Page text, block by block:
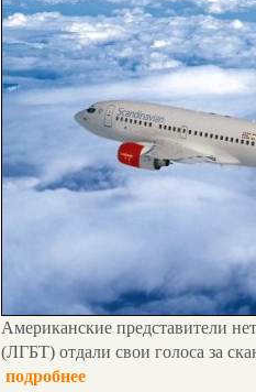
Американские представители
(ЛГБТ) отдали свои голоса за
подробнее